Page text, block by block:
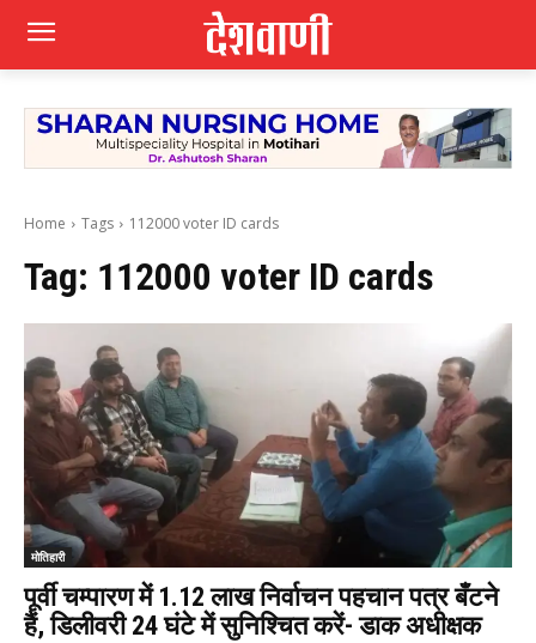
Home Tags 112000 voter ID cards
Tag: 112000 voter ID cards
मोतिहारी
पूर्वी चम्पारण में 1.12 लाख निर्वाचन पहचान पत्र बँटने
हैं, डिलीवरी 24 घंटे में सुनिश्चित करें- डाक अधीक्षक